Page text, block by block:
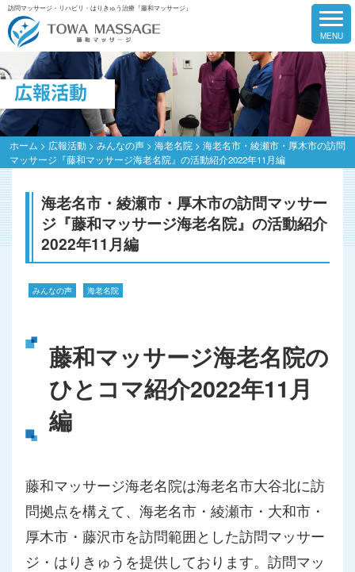
訪問マッサージ・リハビリ・はりきゅう治療『藤和マッサージ』
広報活動
ホーム > 広報活動> みんなの声> 海老名院> 海老名市・綾瀬市・厚木市の訪問
マッサージ『藤和マッサージ海老名院』の活動紹介2022年11月編
海老名市・綾瀬市・厚木市の訪問マッサー
ジ『藤和マッサージ海老名院』の活動紹介
2022年11月編
みんなの声 海老名院
藤和マッサージ海老名院の
ひとコマ紹介2022年11月
編
藤和マッサージ海老名院は海老名市大谷北に訪
問拠点を構えて、海老名市・綾瀬市・大和市・
厚木市・藤沢市を訪問範囲とした訪問マッサー
ジ・はりきゅうを提供しております。訪問マッ